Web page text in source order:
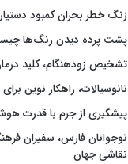
زنگ خطر بحران کمبود دستیاری ۶ رشته
پشت پرده دیدن رنگ‌ها
تشخیص زودهنگام، کلید
نانوسیالات، راهکار نوین
پیشگیری از جرم با قدرت
نوجوانان فارس، سفیران
نقاشی جهان